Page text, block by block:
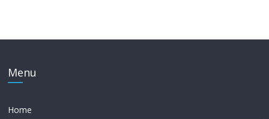
Menu
Home